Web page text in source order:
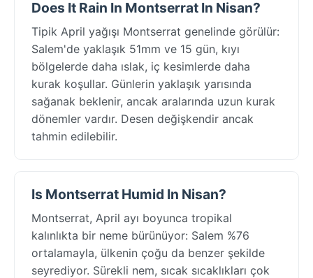
Does It Rain In Montserrat In Nisan?
Tipik April yağışı Montserrat genelinde görülür:
Salem'de yaklaşık 51mm ve 15 gün, kıyı
bölgelerde daha ıslak, iç kesimlerde daha
kurak koşullar. Günlerin yaklaşık yarısında
sağanak beklenir, ancak aralarında uzun kurak
dönemler vardır. Desen değişkendir ancak
tahmin edilebilir.
Is Montserrat Humid In Nisan?
Montserrat, April ayı boyunca tropikal
kalınlıkta bir neme bürünüyor: Salem %76
ortalamayla, ülkenin çoğu da benzer şekilde
seyrediyor. Sürekli nem, sıcak sıcaklıkları çok